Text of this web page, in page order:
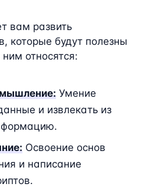
вам развить
которые будут полезны
относятся:
Умение
и извлекать из
Освоение основ
и написание